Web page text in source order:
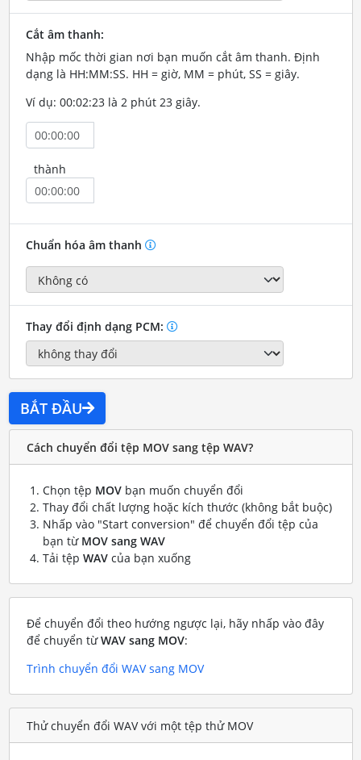
Cắt âm thanh:
Nhập mốc thời gian nơi bạn muốn cắt âm thanh. Định
dạng là HH:MM:SS. HH = giờ, MM = phút, SS = giây.
Ví dụ: 00:02:23 là 2 phút 23 giây.
thành
Chuẩn hóa âm thanh
Thay đổi định dạng PCM:
BẮT ĐẦU
Cách chuyển đổi tệp MOV sang tệp WAV?
Chọn tệp MOVbạn muốn chuyển đổi
Thay đổi chất lượng hoặc kích thước (không bắt buộc)
Nhấp vào "Start conversion" để chuyển đổi tệp của
bạn từ MOV sang WAV
Tải tệp WAVcủa bạn xuống
Để chuyển đổi theo hướng ngược lại, hãy nhấp vào đây
để chuyển từWAV sang MOV:
Trình chuyển đổi WAV sang MOV
Thử chuyển đổi WAV với một tệp thử MOV